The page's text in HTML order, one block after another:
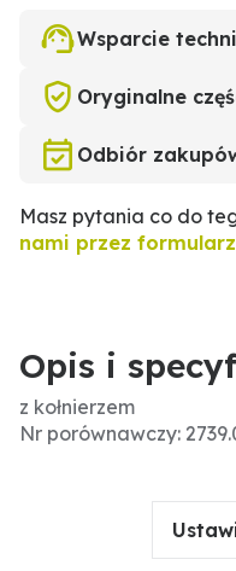
Wsparcie
Oryginalne
Odbiór
Masz pytania co do
nami przez formularz
Opis i
z kołnierzem
Nr porównawczy: